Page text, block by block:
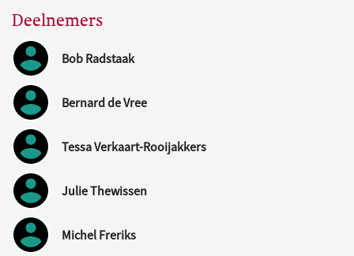
Deelnemers
Bob Radstaak
Bernard de Vree
Tessa Verkaart-Rooijakkers
Julie Thewissen
Michel Freriks